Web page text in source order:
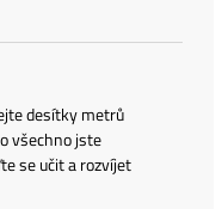
desítky metrů
všechno jste
se učit a rozvíjet